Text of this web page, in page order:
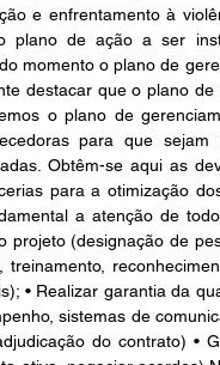
e enfrentamento à
plano de ação a ser
momento o plano de
destacar que o plano
o plano de
para que
Obtêm-se aqui as
para a otimização
a atenção de
projeto (designação de
treinamento,
• Realizar garantia da
sistemas de
do contrato) •